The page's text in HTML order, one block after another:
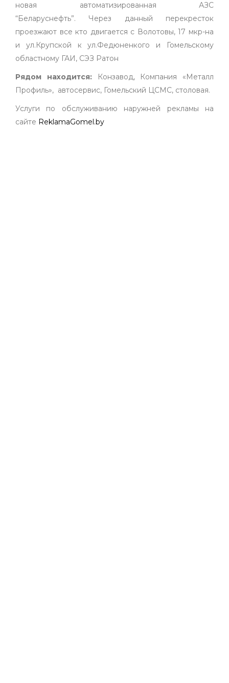
новая автоматизированная АЗС
“Беларуснефть”. Через данный перекресток
проезжают все кто двигается с Волотовы, 17 мкр-на
и ул.Крупской к ул.Федюненкого и Гомельскому
областному ГАИ, СЭЗ Ратон
Рядом находится:Конзавод, Компания «Металл
Профиль», автосервис, Гомельский ЦСМС, столовая.
Услуги по обслуживанию наружней рекламы на
сайте ReklamaGomel.by